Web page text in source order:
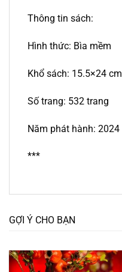
Thông tin sách:
Hình thức: Bìa mềm
Khổ sách: 15.5×24 cm
Số trang: 532 trang
Năm phát hành: 2024
***
GỢI Ý CHO BẠN